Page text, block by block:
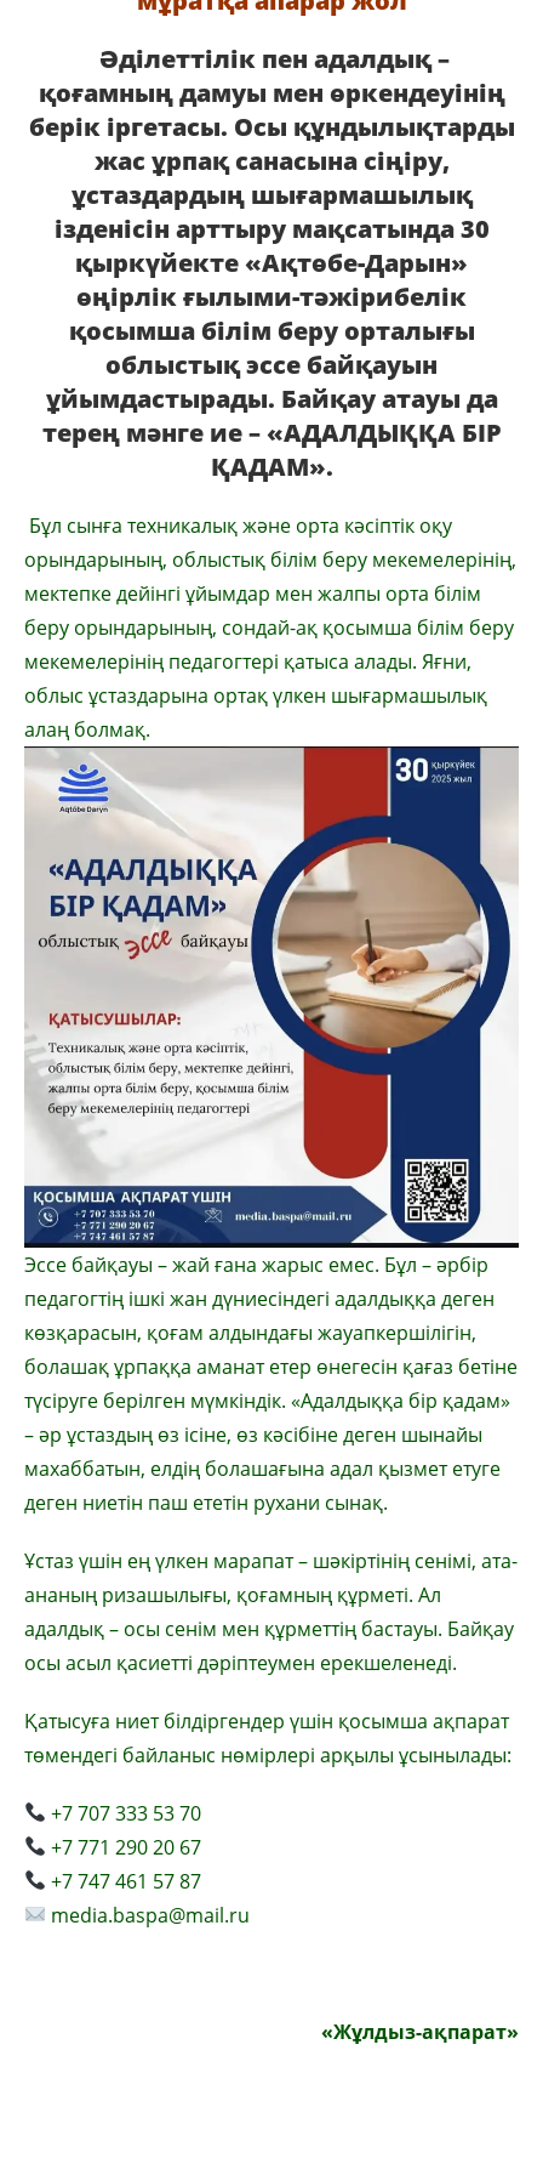
Әділеттілік пен адалдық –
қоғамның дамуы мен өркендеуінің
берік іргетасы. Осы құндылықтарды
жас ұрпақ санасына сіңіру,
ұстаздардың шығармашылық
ізденісін арттыру мақсатында 30
қыркүйекте «Ақтөбе-Дарын»
өңірлік ғылыми-тәжірибелік
қосымша білім беру орталығы
облыстық эссе байқауын
ұйымдастырады. Байқау атауы да
терең мәнге ие – «АДАЛДЫҚҚА БІР
ҚАДАМ».
Бұл сынға техникалық және орта кәсіптік оқу
орындарының, облыстық білім беру мекемелерінің,
мектепке дейінгі ұйымдар мен жалпы орта білім
беру орындарының, сондай-ақ қосымша білім беру
мекемелерінің педагогтері қатыса алады. Яғни,
облыс ұстаздарына ортақ үлкен шығармашылық
алаң болмақ.
Эссе байқауы – жай ғана жарыс емес. Бұл – әрбір
педагогтің ішкі жан дүниесіндегі адалдыққа деген
көзқарасын, қоғам алдындағы жауапкершілігін,
болашақ ұрпаққа аманат етер өнегесін қағаз бетіне
түсіруге берілген мүмкіндік. «Адалдыққа бір қадам»
– әр ұстаздың өз ісіне, өз кәсібіне деген шынайы
махаббатын, елдің болашағына адал қызмет етуге
деген ниетін паш ететін рухани сынақ.
Ұстаз үшін ең үлкен марапат – шәкіртінің сенімі, ата-
ананың ризашылығы, қоғамның құрметі. Ал
адалдық – осы сенім мен құрметтің бастауы. Байқау
осы асыл қасиетті дәріптеумен ерекшеленеді.
Қатысуға ниет білдіргендер үшін қосымша ақпарат
төмендегі байланыс нөмірлері арқылы ұсынылады:
+7 707 333 53 70
+7 771 290 20 67
+7 747 461 57 87
media.baspa@mail.ru
«Жұлдыз-ақпарат»